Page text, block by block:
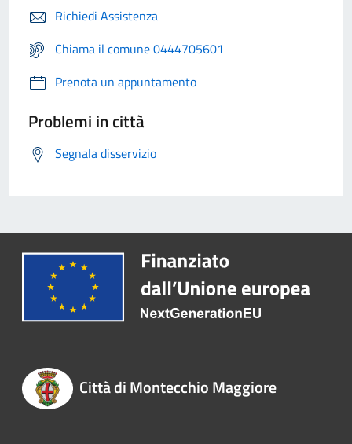
Richiedi Assistenza
Chiama il comune 0444705601
Prenota un appuntamento
Problemi in città
Segnala disservizio
Città di Montecchio Maggiore